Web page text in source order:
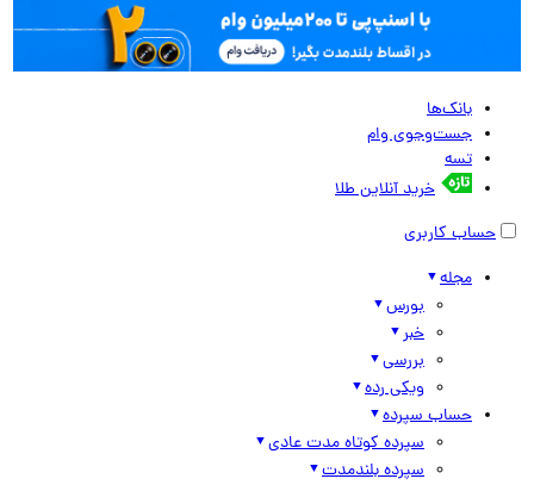
بانک‌ها
جست‌وجوی وام
تسه
خرید آنلاین طلا
حساب کاربری
مجله
بورس
خبر
بررسی
ویکی رده
حساب سپرده
سپرده کوتاه مدت عادی
سپرده بلندمدت